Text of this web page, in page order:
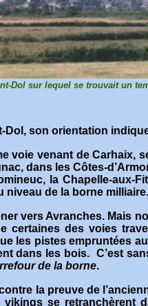
Dol sur lequel se trouvait un
Dol, son orientation
voie venant de Carhaix,
dans les Côtes-
la Chapelle-aux-
niveau de la borne milliaire.
vers Avranches. Mais
certaines des voies
les pistes empruntées
dans les bois. C’est
de la borne.
la preuve de
vikings se retranchèrent